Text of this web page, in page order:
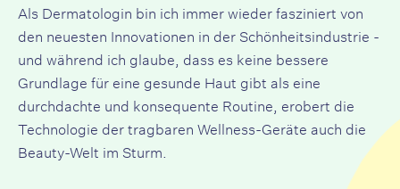
Als Dermatologin bin ich immer wieder fasziniert von
den neuesten Innovationen in der Schönheitsindustrie -
und während ich glaube, dass es keine bessere
Grundlage für eine gesunde Haut gibt als eine
durchdachte und konsequente Routine, erobert die
Technologie der tragbaren Wellness-Geräte auch die
Beauty-Welt im Sturm.